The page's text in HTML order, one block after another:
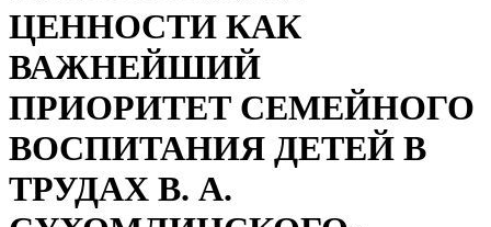
ЦЕННОСТИ КАК
ВАЖНЕЙШИЙ
ПРИОРИТЕТ СЕМЕЙНОГО
ВОСПИТАНИЯ ДЕТЕЙ В
ТРУДАХ В. А.